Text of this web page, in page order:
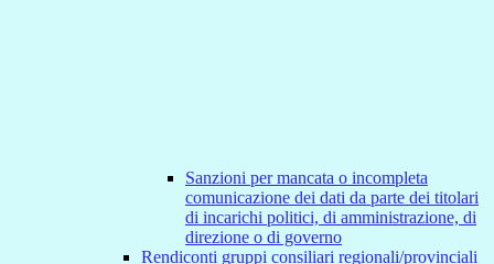
Sanzioni per mancata o incompleta
comunicazione dei dati da parte dei titolari
di incarichi politici, di amministrazione, di
direzione o di governo
Rendiconti gruppi consiliari regionali/provinciali